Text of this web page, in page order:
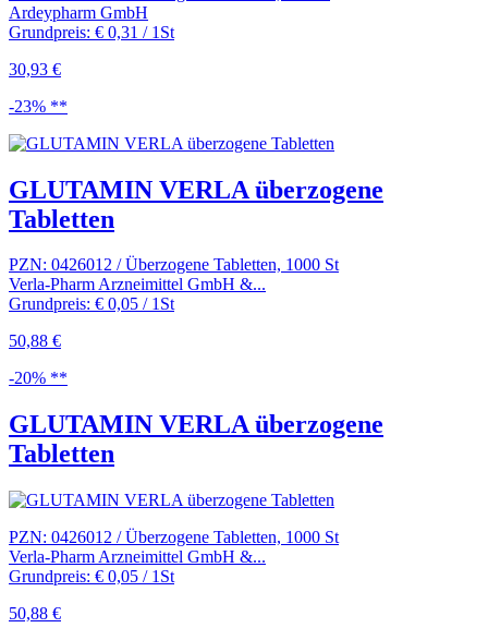
Ardeypharm GmbH
Grundpreis: € 0,31 / 1St
30,93 €
-23% **
GLUTAMIN VERLA überzogene
Tabletten
PZN: 0426012 / Überzogene Tabletten, 1000 St
Verla-Pharm Arzneimittel GmbH &...
Grundpreis: € 0,05 / 1St
50,88 €
-20% **
GLUTAMIN VERLA überzogene
Tabletten
PZN: 0426012 / Überzogene Tabletten, 1000 St
Verla-Pharm Arzneimittel GmbH &...
Grundpreis: € 0,05 / 1St
50,88 €